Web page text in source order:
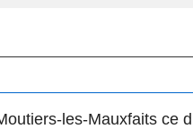
les-Mauxfaits ce